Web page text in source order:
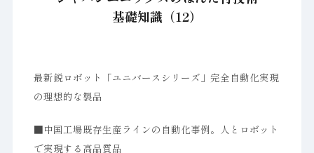
基礎知識（12）
最新鋭ロボット「ユニバースシリーズ」完全自動化実現
の理想的な製品
■中国工場既存生産ラインの自動化事例。人とロボット
で実現する高品質品